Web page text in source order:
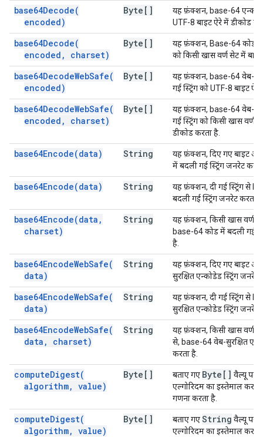
base64Decode(
encoded)
Byte[]
यह फ़ंक्शन, base-64 एन्कोड
UTF-8 बाइट ऐरे में डीकोड
base64Decode(
encoded , charset)
Byte[]
यह फ़ंक्शन, Base-64 कोड में
को किसी खास वर्ण सेट में
base64DecodeWebSafe(
encoded)
Byte[]
यह फ़ंक्शन, base-64 वेब-
गई स्ट्रिंग को UTF-8 बाइट
base64DecodeWebSafe(
encoded , charset)
Byte[]
यह फ़ंक्शन, base-64 वेब-
गई स्ट्रिंग को किसी खास वर्ण
डीकोड करता है.
base64Encode(data) String
यह फ़ंक्शन, दिए गए बाइट
में बदली गई स्ट्रिंग जनरेट
base64Encode(data) String
यह फ़ंक्शन, दी गई स्ट्रिंग से
बदली गई स्ट्रिंग जनरेट करता
base64Encode(data ,
charset)
String
यह फ़ंक्शन, किसी खास वर्ण सेट
base-64 कोड में बदली गई
है.
base64EncodeWebSafe(
data)
String
यह फ़ंक्शन, दिए गए बाइट
सुरक्षित एन्कोडेड स्ट्रिंग जनरेट
base64EncodeWebSafe(
data)
String
यह फ़ंक्शन, दी गई स्ट्रिंग से
सुरक्षित एन्कोडेड स्ट्रिंग जनरेट
base64EncodeWebSafe(
data , charset)
String
यह फ़ंक्शन, किसी खास वर्ण सेट
से, base-64 वेब-सुरक्षित
करता है.
computeDigest(
algorithm, value)
Byte[] बताए गए Byte[] वैल्यू पर,
एल्गोरिदम का इस्तेमाल करके
गणना करता है.
computeDigest(
algorithm, value)
Byte[] बताए गएString वैल्यू पर,
एल्गोरिदम का इस्तेमाल करके